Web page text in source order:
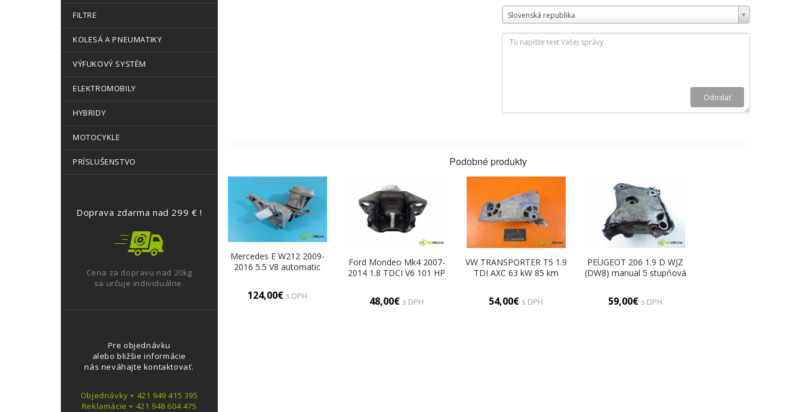
FILTRE
KOLESÁ A PNEUMATIKY
VÝFUKOVÝ SYSTÉM
ELEKTROMOBILY
HYBRIDY
MOTOCYKLE
PRÍSLUŠENSTVO
Doprava zdarma nad 299 € !
Cena za dopravu nad 20kg
sa určuje individuálne.
Pre objednávku
alebo bližšie informácie
nás neváhajte kontaktovať.
Objednávky + 421 949 415 395
Reklamácie + 421 948 604 475
Slovenská republika
Podobné produkty
Mercedes E W212 2009-
2016 5.5 V8 automatic
(Držiaky motora)
124,00€ s DPH
Ford Mondeo Mk4 2007-
2014 1.8 TDCI V6 101 HP
48,00€ s DPH
VW TRANSPORTER T5 1.9
TDI AXC 63 kW 85 km
motora)
54,00€ s DPH
PEUGEOT 206 1.9 D WJZ
(DW8) manual 5 stupňová
motora)
59,00€ s DPH